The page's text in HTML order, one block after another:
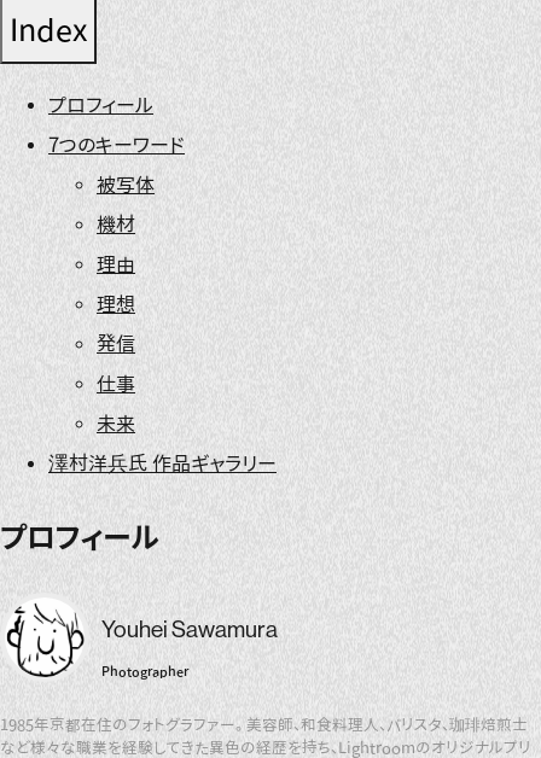
Index
プロフィール
7つのキーワード
被写体
機材
理由
理想
発信
仕事
未来
澤村洋兵氏 作品ギャラリー
プロフィール
Youhei Sawamura
Photographer
1985年京都在住のフォトグラファー。 美容師、和食料理人、バリスタ、珈琲焙煎士
など様々な職業を経験してきた異色の経歴を持ち、Lightroomのオリジナルプリ